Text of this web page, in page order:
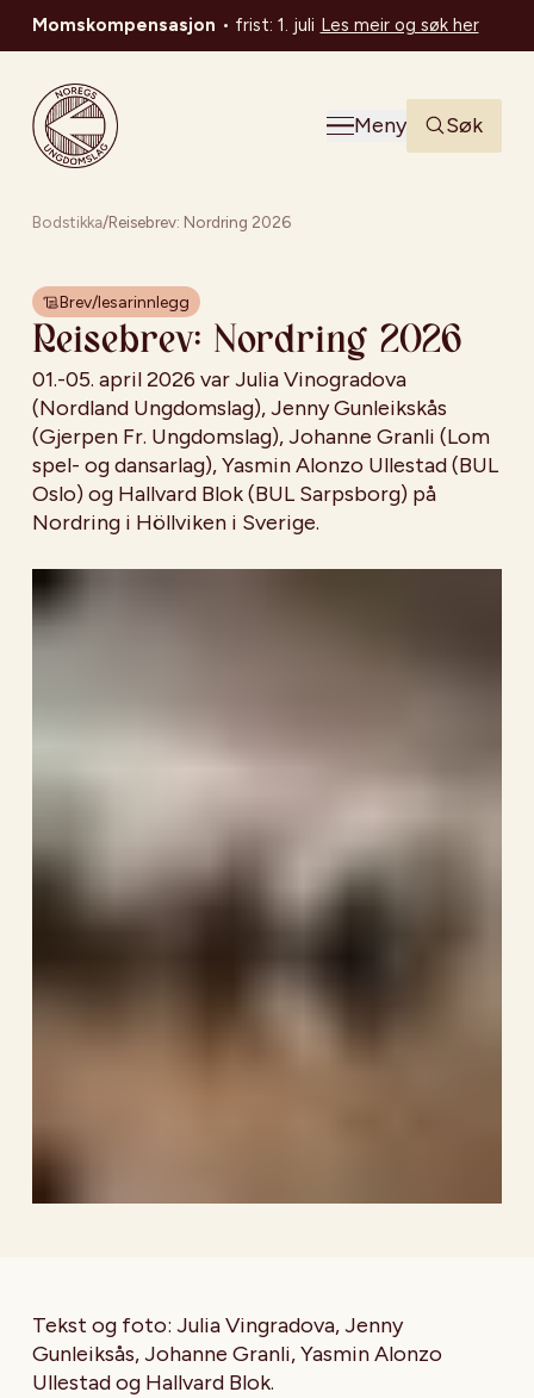
Momskompensasjon • frist: 1. juli Les meir og søk her
Noregs Ungdomslag
Meny
Søk
Bodstikka/Reisebrev: Nordring 2026
Brev/lesarinnlegg
Reisebrev: Nordring 2026
01.-05. april 2026 var Julia Vinogradova
(Nordland Ungdomslag), Jenny Gunleikskås
(Gjerpen Fr. Ungdomslag), Johanne Granli (Lom
spel- og dansarlag), Yasmin Alonzo Ullestad (BUL
Oslo) og Hallvard Blok (BUL Sarpsborg) på
Nordring i Höllviken i Sverige.
Tekst og foto: Julia Vingradova, Jenny
Gunleiksås, Johanne Granli, Yasmin Alonzo
Ullestad og Hallvard Blok.